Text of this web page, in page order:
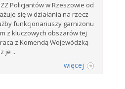
Policjantów w Rzeszowie od
się w działania na rzecz
funkcjonariuszy garnizonu
z kluczowych obszarów tej
z Komendą Wojewódzką
je ..
więcej